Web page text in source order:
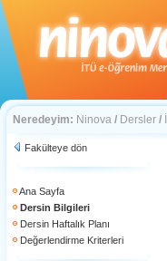
Neredeyim: Ninova / Dersler /
Fakülteye dön
Ana Sayfa
Dersin Bilgileri
Dersin Haftalık Planı
Değerlendirme Kriterleri